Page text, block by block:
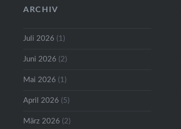
ARCHIV
Juli 2026 (1)
Juni 2026 (2)
Mai 2026 (1)
April 2026 (5)
März 2026 (2)